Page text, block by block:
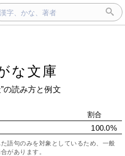
な文庫
の読み方と例文
割合
100.0%
語句のみを対象としているため、一般
があります。